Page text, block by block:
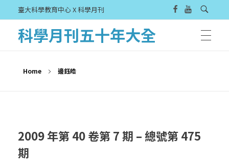
臺大科學教育中心 X 科學月刊
科學月刊五十年大全
Home 邊鈺皓
2009 年第 40 卷第 7 期 – 總號第 475
期